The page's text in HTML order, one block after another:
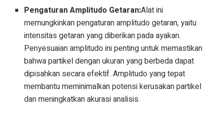
Pengaturan Amplitudo Getaran:Alat ini
memungkinkan pengaturan amplitudo getaran, yaitu
intensitas getaran yang diberikan pada ayakan.
Penyesuaian amplitudo ini penting untuk memastikan
bahwa partikel dengan ukuran yang berbeda dapat
dipisahkan secara efektif. Amplitudo yang tepat
membantu meminimalkan potensi kerusakan partikel
dan meningkatkan akurasi analisis.